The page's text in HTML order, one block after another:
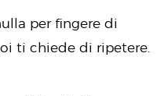
per fingere di
ti chiede di ripetere.